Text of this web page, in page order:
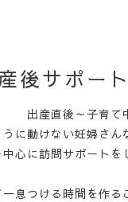
後サポー
出産直後～子育て
に動けない妊婦さん
心に訪問サポートを
息つける時間を作る